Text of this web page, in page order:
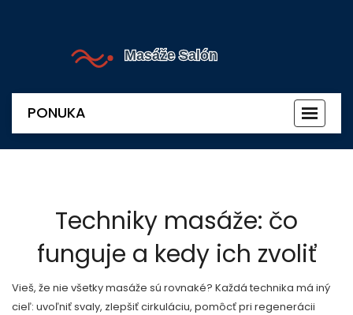
PONUKA
Techniky masáže: čo
funguje a kedy ich zvoliť
Vieš, že nie všetky masáže sú rovnaké? Každá technika má iný
cieľ: uvoľniť svaly, zlepšiť cirkuláciu, pomôcť pri regenerácii